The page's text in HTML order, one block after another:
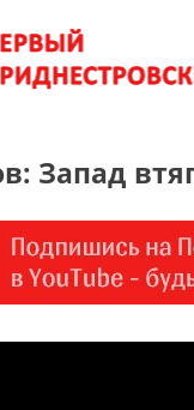
Запад